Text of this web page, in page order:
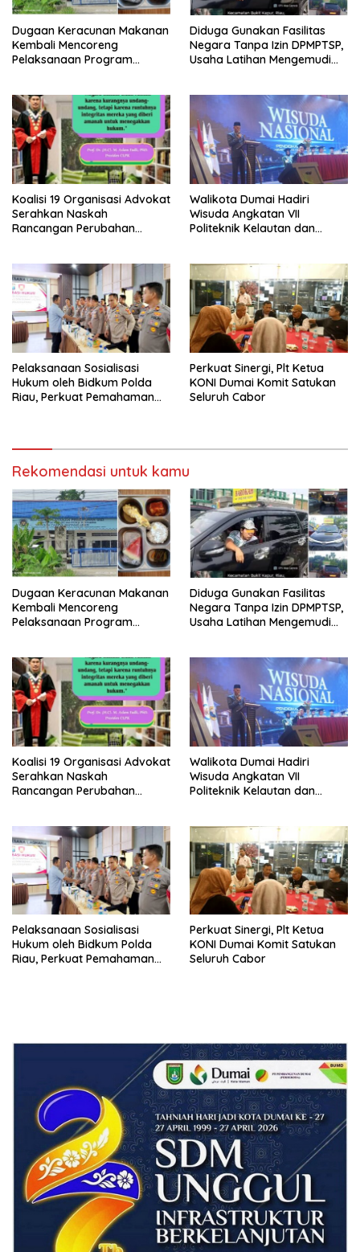
Dugaan Keracunan Makanan
Kembali Mencoreng
Pelaksanaan Program
Bersama Kota Dumai
Diduga Gunakan Fasilitas
Negara Tanpa Izin DPMPTSP,
Usaha Latihan Mengemudi
Koalisi 19 Organisasi Advokat
Serahkan Naskah
Rancangan Perubahan
RI
Walikota Dumai Hadiri
Wisuda Angkatan VII
Politeknik Kelautan dan
Pelaksanaan Sosialisasi
Hukum oleh Bidkum Polda
Riau, Perkuat Pemahaman
Perkuat Sinergi, Plt Ketua
KONI Dumai Komit Satukan
Seluruh Cabor
Rekomendasi untuk kamu
Dugaan Keracunan Makanan
Kembali Mencoreng
Pelaksanaan Program
Bersama Kota Dumai
Diduga Gunakan Fasilitas
Negara Tanpa Izin DPMPTSP,
Usaha Latihan Mengemudi
Koalisi 19 Organisasi Advokat
Serahkan Naskah
Rancangan Perubahan
RI
Walikota Dumai Hadiri
Wisuda Angkatan VII
Politeknik Kelautan dan
Pelaksanaan Sosialisasi
Hukum oleh Bidkum Polda
Riau, Perkuat Pemahaman
Perkuat Sinergi, Plt Ketua
KONI Dumai Komit Satukan
Seluruh Cabor